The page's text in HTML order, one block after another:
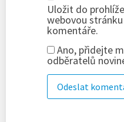
Uložit do
webovou
komentáře.
Ano, přidejte
odběratelů